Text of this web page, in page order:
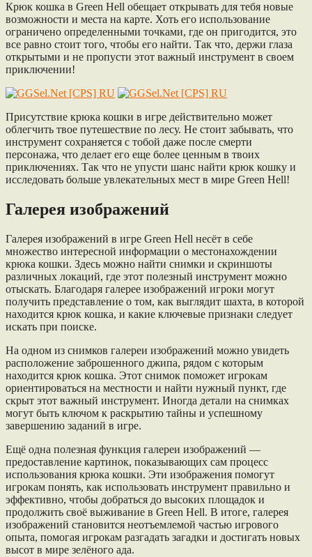
Крюк кошка в Green Hell обещает открывать для тебя новые
возможности и места на карте. Хоть его использование
ограничено определенными точками, где он пригодится, это
все равно стоит того, чтобы его найти. Так что, держи глаза
открытыми и не пропусти этот важный инструмент в своем
приключении!
Присутствие крюка кошки в игре действительно может
облегчить твое путешествие по лесу. Не стоит забывать, что
инструмент сохраняется с тобой даже после смерти
персонажа, что делает его еще более ценным в твоих
приключениях. Так что не упусти шанс найти крюк кошку и
исследовать больше увлекательных мест в мире Green Hell!
Галерея изображений
Галерея изображений в игре Green Hell несёт в себе
множество интересной информации о местонахождении
крюка кошки. Здесь можно найти снимки и скриншоты
различных локаций, где этот полезный инструмент можно
отыскать. Благодаря галерее изображений игроки могут
получить представление о том, как выглядит шахта, в которой
находится крюк кошка, и какие ключевые признаки следует
искать при поиске.
На одном из снимков галереи изображений можно увидеть
расположение заброшенного джипа, рядом с которым
находится крюк кошка. Этот снимок поможет игрокам
ориентироваться на местности и найти нужный пункт, где
скрыт этот важный инструмент. Иногда детали на снимках
могут быть ключом к раскрытию тайны и успешному
завершению заданий в игре.
Ещё одна полезная функция галереи изображений —
предоставление картинок, показывающих сам процесс
использования крюка кошки. Эти изображения помогут
игрокам понять, как использовать инструмент правильно и
эффективно, чтобы добраться до высоких площадок и
продолжить своё выживание в Green Hell. В итоге, галерея
изображений становится неотъемлемой частью игрового
опыта, помогая игрокам разгадать загадки и достигать новых
высот в мире зелёного ада.